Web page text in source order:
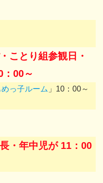
ことり組参観日・
：00～
っ子ルーム 」10：00～
・年中児が 11：00